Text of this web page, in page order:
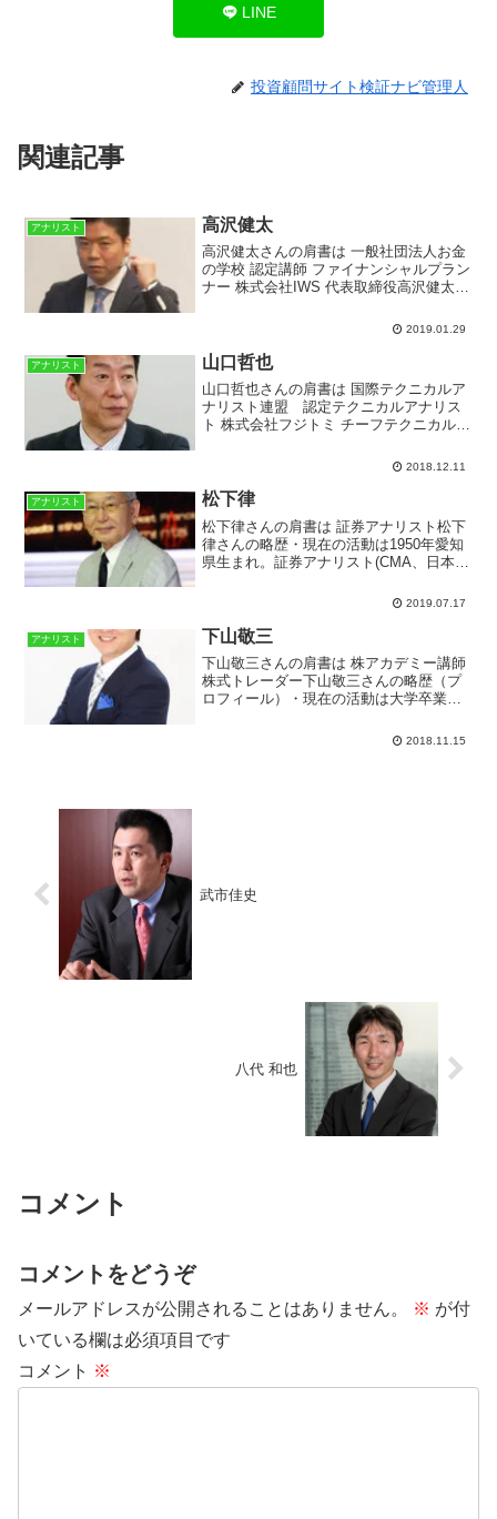
LINE
投資顧問サイト検証ナビ管理人
関連記事
アナリスト 高沢健太
高沢健太さんの肩書は 一般社団法人お金
の学校 認定講師 ファイナンシャルプラン
ナー 株式会社IWS 代表取締役高沢健太さ
埼玉県出身。株式会社IWS：代表取締役
カ...
2019.01.29
アナリスト 山口哲也
山口哲也さんの肩書は 国際テクニカルア
ナリスト連盟 認定テクニカルアナリス
ト 株式会社フジトミ チーフテクニカルア
動は株式会社フジトミ 国際テクニカル
スト金融機関でアナ...
2018.12.11
アナリスト 松下律
松下律さんの肩書は 証券アナリスト松下
律さんの略歴・現在の活動は1950年愛知
県生まれ。証券アナリスト(CMA、日本証
應義塾大学)。1974年慶應義塾大学工学部
課...
2019.07.17
アナリスト 下山敬三
下山敬三さんの肩書は 株アカデミー講師
株式トレーダー下山敬三さんの略歴（プ
ロフィール）・現在の活動は大学卒業
計を立てる。2009年、27歳の時に定職に
2018.11.15
武市佳史
八代 和也
コメント
コメントをどうぞ
メールアドレスが公開されることはありません。 ※ が付
いている欄は必須項目です
コメント ※